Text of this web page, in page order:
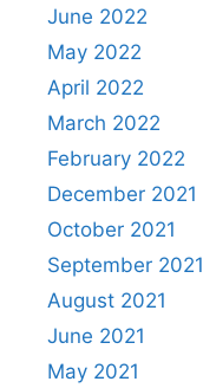
June 2022
May 2022
April 2022
March 2022
February 2022
December 2021
October 2021
September 2021
August 2021
June 2021
May 2021